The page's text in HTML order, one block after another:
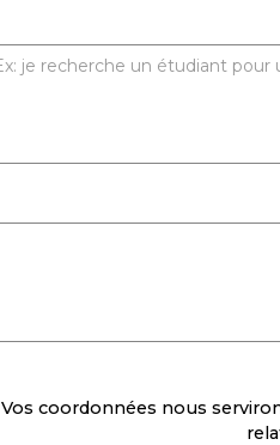
Vos coordonnées nous